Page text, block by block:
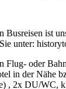
Busreisen ist
unter:
oder
in der Nähe
, 2x DU/WC,